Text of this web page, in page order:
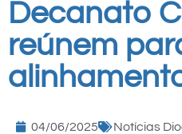
Decanato
reúnem
04/06/2025 Notícias